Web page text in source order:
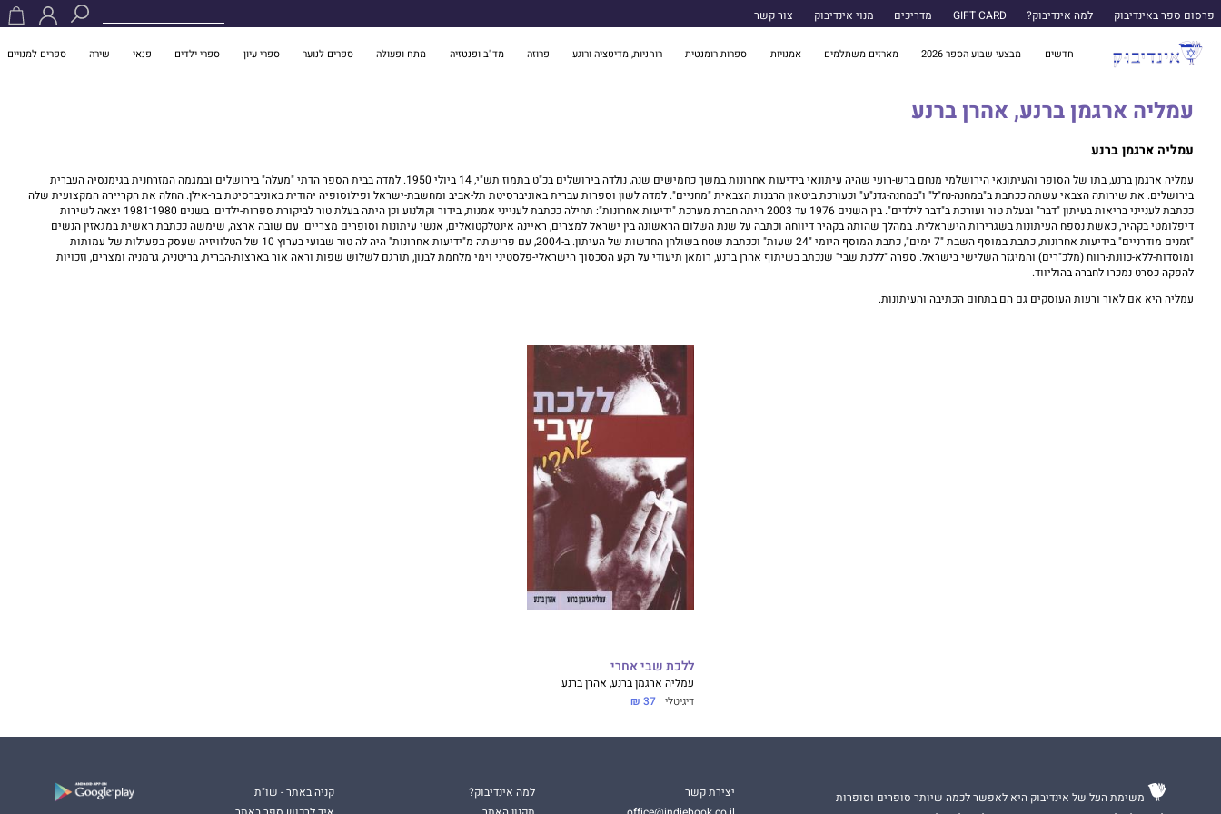
פרסום ספר באינדיבוק למה אינדיבוק? GIFT CARD מדריכים מנוי אינדיבוק צור קשר
חדשים מבצעי שבוע הספר 2026 מארזים משתלמים אמנויות ספרות רומנטית רוחניות, מדיטציה ורוגע פרוזה מד"ב ופנטזיה מתח ופעולה ספרים לנוער ספרי עיון ספרי ילדים פנאי שירה ספרים למנויים
עמליה ארגמן ברנע, אהרן ברנע
עמליה ארגמן ברנע
עמליה ארגמן ברנע, בתו של הסופר והעיתונאי הירושלמי מנחם ברש-רועי שהיה עיתונאי בידיעות אחרונות במשך כחמישים שנה, נולדה בירושלים בכ"ט בתמוז תש"י, 14 ביולי 1950. למדה בבית הספר הדתי "מעלה" בירושלים ובמגמה המזרחנית בגימנסיה העברית
בירושלים. את שירותה הצבאי עשתה ככתבת ב"במחנה-נח"ל" ו"במחנה-גדנ"ע" וכעורכת ביטאון הרבנות הצבאית "מחניים". למדה לשון וספרות עברית באוניברסיטת תל-אביב ומחשבת-ישראל ופילוסופיה יהודית באוניברסיטת בר-אילן. החלה את הקריירה המקצועית שלה
ככתבת לענייני בריאות בעיתון "דבר" ובעלת טור ועורכת ב"דבר לילדים". בין השנים 1976 עד 2003 היתה חברת מערכת "ידיעות אחרונות": תחילה ככתבת לענייני אמנות, בידור וקולנוע וכן היתה בעלת טור לביקורת ספרות-ילדים. בשנים 1980־1981 יצאה לשירות
דיפלומטי בקהיר, כאשת נספח העיתונות בשגרירות הישראלית. במהלך שהותה בקהיר דיווחה וכתבה על שנת השלום הראשונה בין ישראל למצרים, ראיינה אינטלקטואלים, אנשי עיתונות וסופרים מצריים. עם שובה ארצה, שימשה ככתבת ראשית במגאזין הנשים
"זמנים מודרניים" בידיעות אחרונות, כתבת במוסף השבת "7 ימים", כתבת המוסף היומי "24 שעות" וככתבת שטח בשולחן החדשות של העיתון. ב-2004, עם פרישתה מ"ידיעות אחרונות" היה לה טור שבועי בערוץ 10 של הטלוויזיה שעסק בפעילות של עמותות
ומוסדות-ללא-כוונת-רווח (מלכ"רים) והמיגזר השלישי בישראל. ספרה "ללכת שבי" שנכתב בשיתוף אהרן ברנע, רומאן תיעודי על רקע הסכסוך הישראלי-פלסטיני וימי מלחמת לבנון, תורגם לשלוש שפות וראה אור בארצות-הברית, בריטניה, גרמניה ומצרים, וזכויות
להפקה כסרט נמכרו לחברה בהוליווד.
עמליה היא אם לאור ורעות העוסקים גם הם בתחום הכתיבה והעיתונות.
ללכת שבי אחרי
עמליה ארגמן ברנע, אהרן ברנע
דיגיטלי 37 ₪
משימת העל של אינדיבוק היא לאפשר לכמה שיותר סופרים וסופרות
יצירת קשר
למה אינדיבוק?
קניה באתר - שו"ת